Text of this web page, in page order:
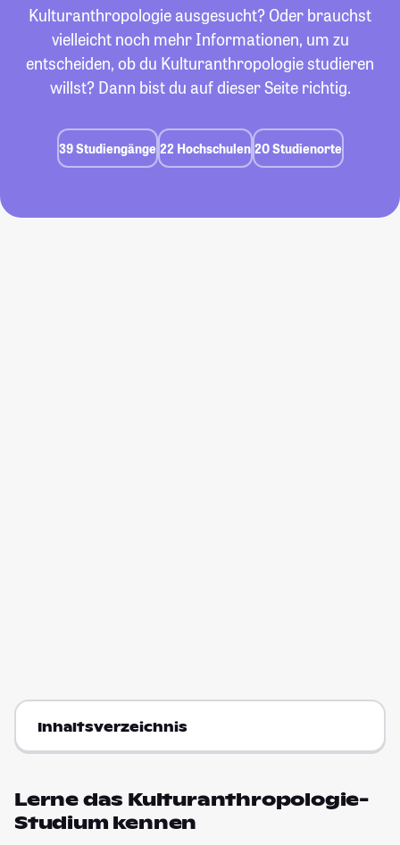
Kulturanthropologie ausgesucht? Oder brauchst
vielleicht noch mehr Informationen, um zu
entscheiden, ob du Kulturanthropologie studieren
willst? Dann bist du auf dieser Seite richtig.
39 Studiengänge 22 Hochschulen 20 Studienorte
Inhaltsverzeichnis
Lerne das Kulturanthropologie-
Studium kennen